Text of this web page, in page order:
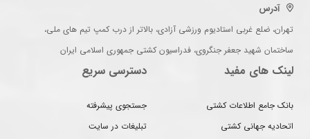
آدرس
تهران، ضلع غربی استادیوم ورزشی آزادی، بالاتر از درب کمپ تیم های ملی،
ساختمان شهید جعفر جنگروی، فدراسیون کشتی جمهوری اسلامی ایران
لینک های مفید
بانک جامع اطلاعات کشتی
اتحادیه جهانی کشتی
دسترسی سریع
جستجوی پیشرفته
تبلیغات در سایت